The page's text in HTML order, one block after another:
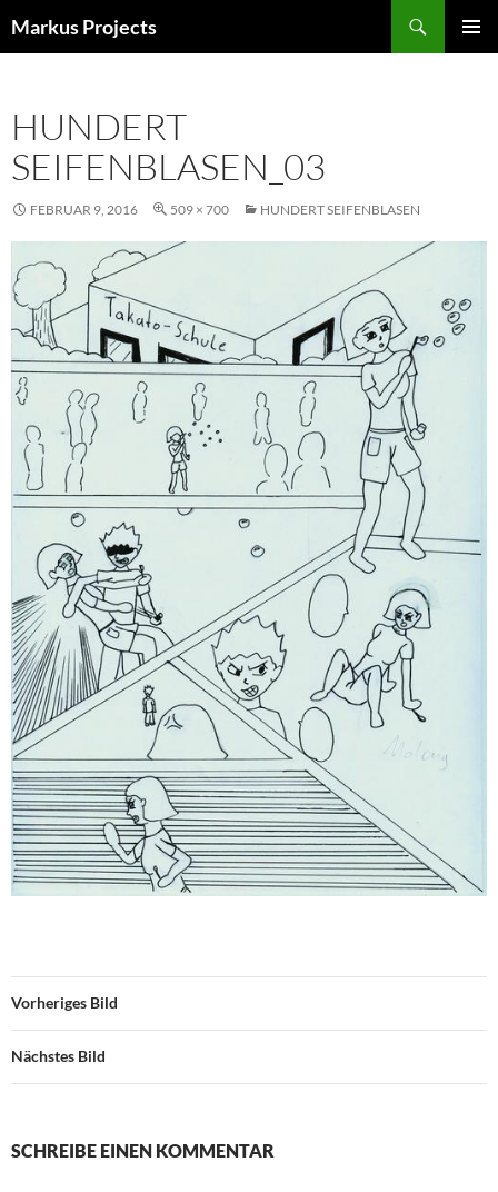
Inhalt
Markus Projects
HUNDERT
SEIFENBLASEN_03
FEBRUAR 9, 2016 509 × 700 HUNDERT SEIFENBLASEN
Vorheriges Bild
Nächstes Bild
SCHREIBE EINEN KOMMENTAR